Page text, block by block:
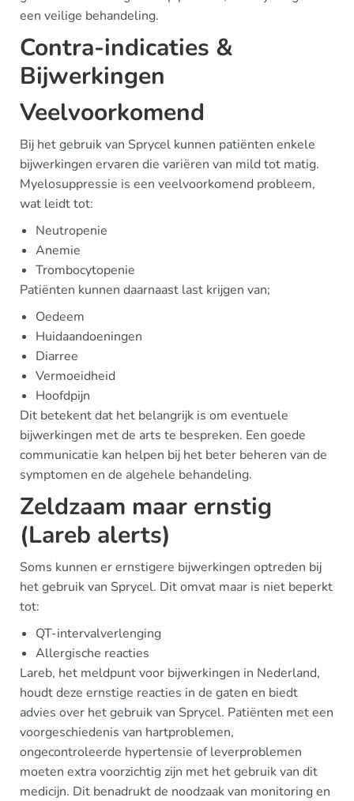
een veilige behandeling.
Contra-indicaties &
Bijwerkingen
Veelvoorkomend
Bij het gebruik van Sprycel kunnen patiënten enkele
bijwerkingen ervaren die variëren van mild tot matig.
Myelosuppressie is een veelvoorkomend probleem,
wat leidt tot:
Neutropenie
Anemie
Trombocytopenie
Patiënten kunnen daarnaast last krijgen van;
Oedeem
Huidaandoeningen
Diarree
Vermoeidheid
Hoofdpijn
Dit betekent dat het belangrijk is om eventuele
bijwerkingen met de arts te bespreken. Een goede
communicatie kan helpen bij het beter beheren van de
symptomen en de algehele behandeling.
Zeldzaam maar ernstig
(Lareb alerts)
Soms kunnen er ernstigere bijwerkingen optreden bij
het gebruik van Sprycel. Dit omvat maar is niet beperkt
tot:
QT-intervalverlenging
Allergische reacties
Lareb, het meldpunt voor bijwerkingen in Nederland,
houdt deze ernstige reacties in de gaten en biedt
advies over het gebruik van Sprycel. Patiënten met een
voorgeschiedenis van hartproblemen,
ongecontroleerde hypertensie of leverproblemen
moeten extra voorzichtig zijn met het gebruik van dit
medicijn. Dit benadrukt de noodzaak van monitoring en